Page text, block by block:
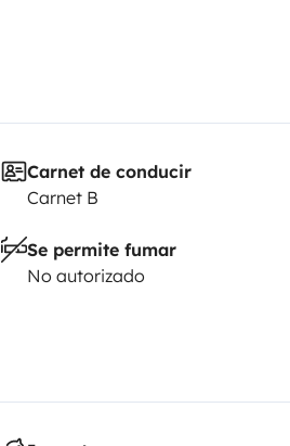
Carnet de conducir
Carnet B
Se permite fumar
No autorizado